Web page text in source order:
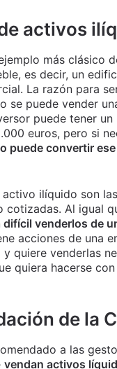
activos
más clásico
es decir, un
La razón para
se puede vender
puede tener
euros, pero si
puede convertir
ilíquido son
cotizadas. Al igual
difícil venderlos de
acciones de una
quiere venderlas
quiera hacerse
de la
a las
vendan activos